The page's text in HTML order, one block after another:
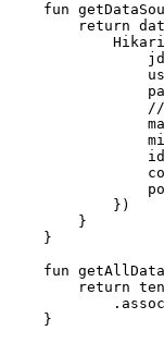
fun
return
            })
        }
    }
fun
return
    }